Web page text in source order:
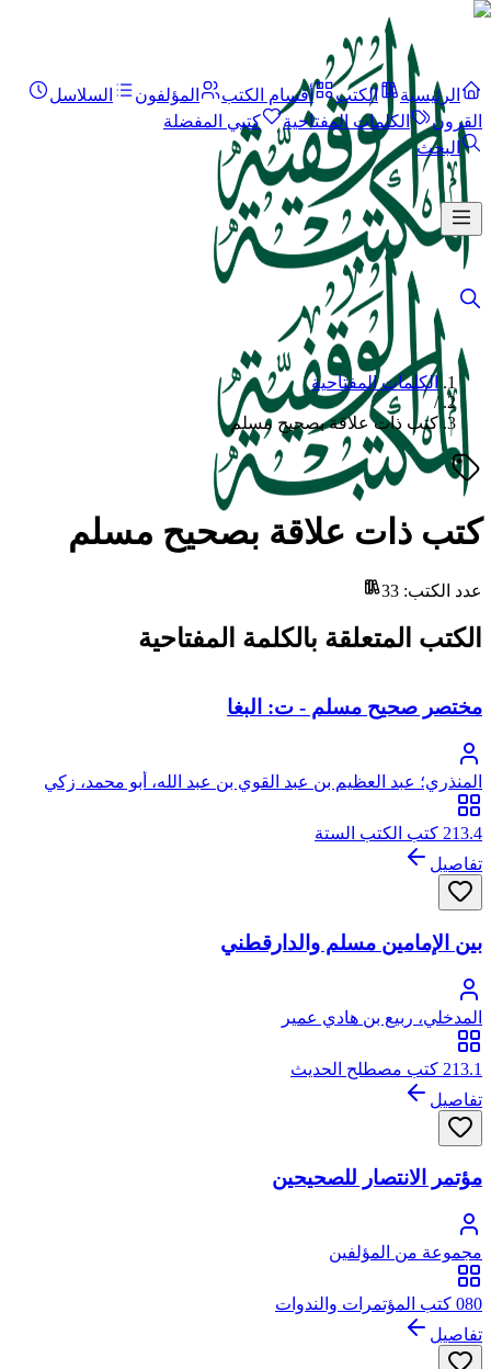
الرئيسية الكتب أقسام الكتب المؤلفون
السلاسل
القرون
الكلمات المفتاحية
كتبي المفضلة
البحث
الكلمات المفتاحية
/
كتب ذات علاقة بصحيح مسلم
كتب ذات علاقة بصحيح مسلم
عدد الكتب:
33
الكتب المتعلقة بالكلمة المفتاحية
مختصر صحيح مسلم - ت: البغا
المنذري؛ عبد العظيم بن عبد القوي بن عبد الله، أبو محمد، زكي
الدين المنذري
213.4 كتب الكتب الستة
تفاصيل
بين الإمامين مسلم والدارقطني
المدخلي، ربيع بن هادي عمير
213.1 كتب مصطلح الحديث
تفاصيل
مؤتمر الانتصار للصحيحين
مجموعة من المؤلفين
080 كتب المؤتمرات والندوات
تفاصيل